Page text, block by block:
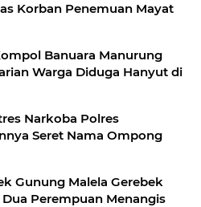
Korban Penemuan Mayat
Banuara Manurung
Warga Diduga Hanyut di
Narkoba Polres
Seret Nama Ompong
Gunung Malela Gerebek
Perempuan Menangis